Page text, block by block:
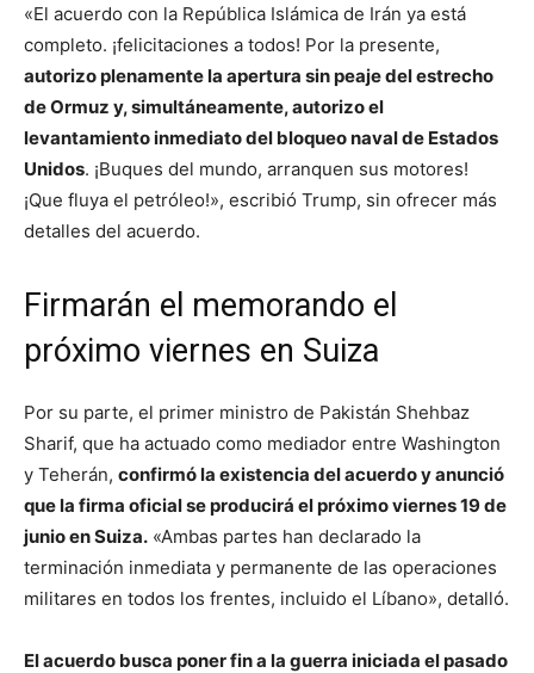
«El acuerdo con la República Islámica de Irán ya está
completo. ¡felicitaciones a todos! Por la presente,
autorizo plenamente la apertura sin peaje del estrecho
de Ormuz y, simultáneamente, autorizo el
levantamiento inmediato del bloqueo naval de Estados
Unidos. ¡Buques del mundo, arranquen sus motores!
¡Que fluya el petróleo!», escribió Trump, sin ofrecer más
detalles del acuerdo.
Firmarán el memorando el
próximo viernes en Suiza
Por su parte, el primer ministro de Pakistán Shehbaz
Sharif, que ha actuado como mediador entre Washington
y Teherán, confirmó la existencia del acuerdo y anunció
que la firma oficial se producirá el próximo viernes 19 de
junio en Suiza. «Ambas partes han declarado la
terminación inmediata y permanente de las operaciones
militares en todos los frentes, incluido el Líbano», detalló.
El acuerdo busca poner fin a la guerra iniciada el pasado